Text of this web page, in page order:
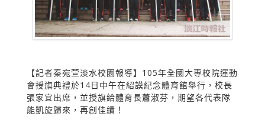
【記者秦宛萱淡水校園報導】105年全國大專校院運動
會授旗典禮於14日中午在紹謨紀念體育館舉行，校長
張家宜出席，並授旗給體育長蕭淑芬，期望各代表隊
能凱旋歸來，再創佳績！